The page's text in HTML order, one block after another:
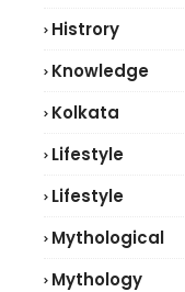
Histrory
Knowledge
Kolkata
Lifestyle
Lifestyle
Mythological
Mythology